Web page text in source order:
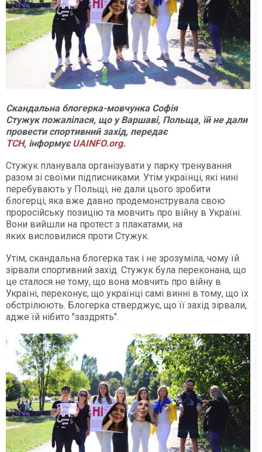
Скандальна блогерка-мовчунка Софія
Стужук пожалілася, що у Варшаві, Польща, їй не дали
провести спортивний захід, передає
ТСН, інформуєUAINFO.org.
Стужук планувала організувати у парку тренування
разом зі своїми підписниками. Утім українці, які нині
перебувають у Польщі, не дали цього зробити
блогерці, яка вже давно продемонструвала свою
проросійську позицію та мовчить про війну в Україні.
Вони вийшли на протест з плакатами, на
яких висловилися проти Стужук.
Утім, скандальна блогерка так і не зрозуміла, чому їй
зірвали спортивний захід. Стужук була переконана, що
це сталося не тому, що вона мовчить про війну в
Україні, переконує, що українці самі винні в тому, що їх
обстрілюють. Блогерка стверджує, що її захід зірвали,
адже їй нібито "заздрять".